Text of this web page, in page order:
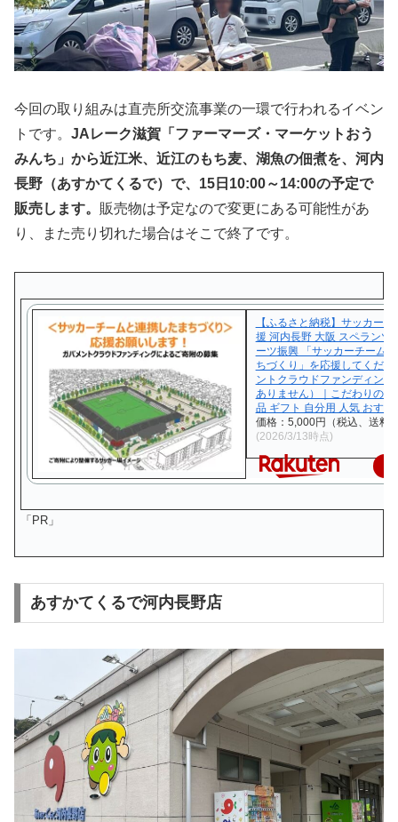
今回の取り組みは直売所交流事業の一環で行われるイベン
トです。 JAレーク滋賀「ファーマーズ・マーケットおう
みんち」から近江米、近江のもち麦、湖魚の佃煮を、河内
長野（あすかてくるで）で、15日10:00～14:00の予定で
販売します。 販売物は予定なので変更にある可能性があ
り、また売り切れた場合はそこで終了です。
【ふるさと納税】サッカー
援 河内長野 大阪 スペランツ
ーツ振興 「サッカーチーム
ちづくり」を応援してくださ
ントクラウドファンディン
ありません）｜こだわりの逸
品 ギフト 自分用 人気 おすす
価格：5,000円（税込、送料
(2026/3/13時点)
「PR」
あすかてくるで河内長野店